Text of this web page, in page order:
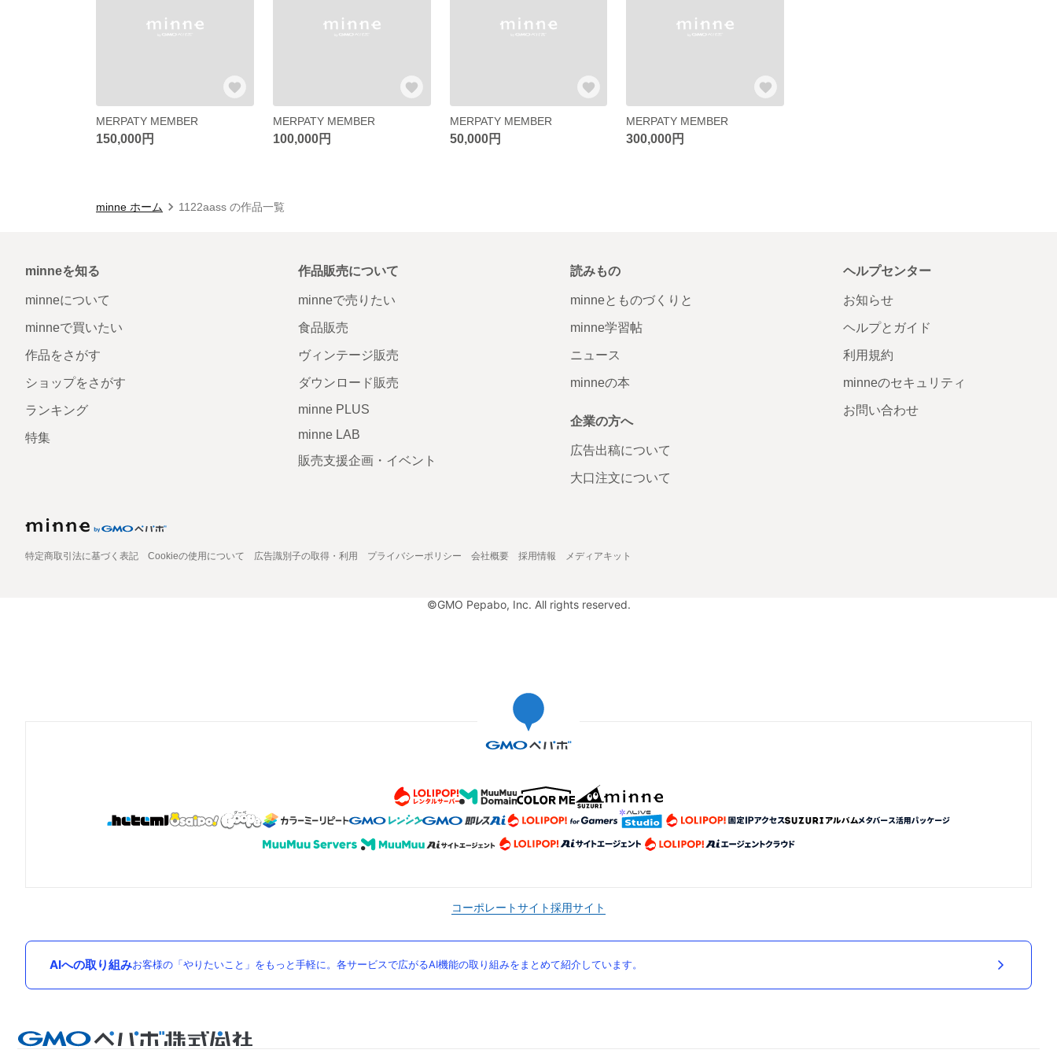
MERPATY MEMBER
150,000円
MERPATY MEMBER
100,000円
MERPATY MEMBER
50,000円
MERPATY MEMBER
300,000円
minne ホーム 1122aass の作品一覧
minneを知る
minneについて
minneで買いたい
作品をさがす
ショップをさがす
ランキング
特集
作品販売について
minneで売りたい
食品販売
ヴィンテージ販売
ダウンロード販売
minne PLUS
minne LAB
販売支援企画・イベント
読みもの
minneとものづくりと
minne学習帖
ニュース
minneの本
企業の方へ
広告出稿について
大口注文について
ヘルプセンター
お知らせ
ヘルプとガイド
利用規約
minneのセキュリティ
お問い合わせ
特定商取引法に基づく表記 Cookieの使用について 広告識別子の取得・利用 プライバシーポリシー 会社概要 採用情報 メディアキット
©GMO Pepabo, Inc. All rights reserved.
コーポレートサイト採用サイト
AIへの取り組みお客様の「やりたいこと」をもっと手軽に。各サービスで広がるAI機能の取り組みをまとめて紹介しています。